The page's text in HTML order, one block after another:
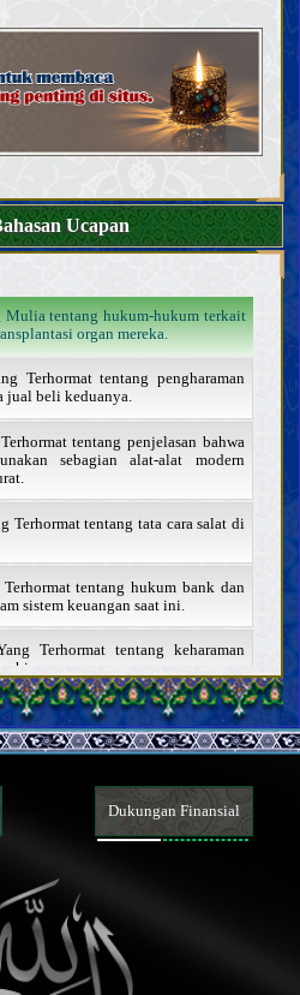
Ucapan
mengakses hartanya)
dilarang
seksual
Mulia tentang hukum-hukum terkait
organ mereka.
Terhormat tentang pengharaman
jual beli keduanya.
tentang penjelasan bahwa
sebagian alat-alat modern
Terhormat tentang tata cara salat di
tentang hukum bank dan
sistem keuangan saat ini.
Terhormat tentang keharaman
tentang hukum anak yang
Dukungan Finansial